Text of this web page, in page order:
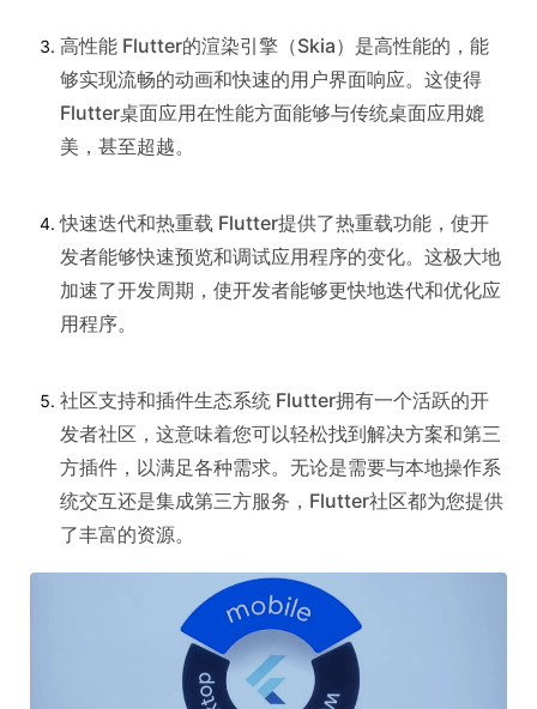
高性能 Flutter的渲染引擎（Skia）是高性能的，能
够实现流畅的动画和快速的用户界面响应。这使得
Flutter桌面应用在性能方面能够与传统桌面应用媲
美，甚至超越。
快速迭代和热重载 Flutter提供了热重载功能，使开
发者能够快速预览和调试应用程序的变化。这极大地
加速了开发周期，使开发者能够更快地迭代和优化应
用程序。
社区支持和插件生态系统 Flutter拥有一个活跃的开
发者社区，这意味着您可以轻松找到解决方案和第三
方插件，以满足各种需求。无论是需要与本地操作系
统交互还是集成第三方服务，Flutter社区都为您提供
了丰富的资源。